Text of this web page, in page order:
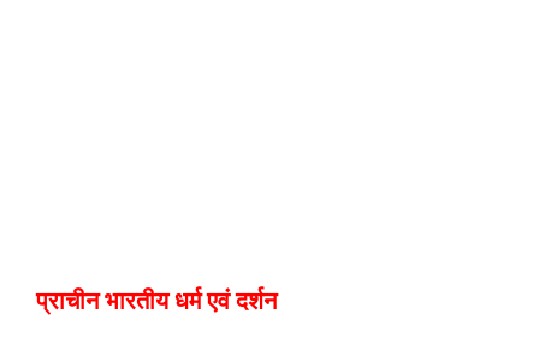
प्राचीन भारतीय धर्म एवं दर्शन